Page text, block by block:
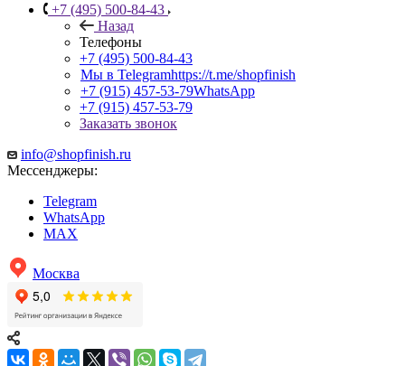
+7 (495) 500-84-43
Назад
Телефоны
+7 (495) 500-84-43
Мы в Telegramhttps://t.me/shopfinish
+7 (915) 457-53-79WhatsApp
+7 (915) 457-53-79
Заказать звонок
info@shopfinish.ru
Мессенджеры:
Telegram
WhatsApp
MAX
Москва